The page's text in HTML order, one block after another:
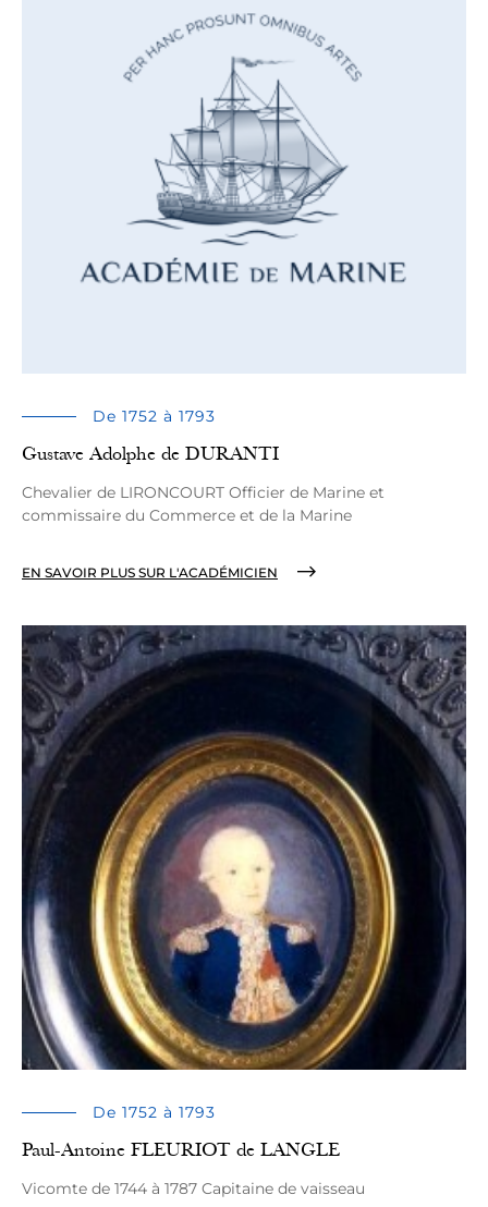
De 1752 à 1793
Gustave Adolphe de DURANTI
Chevalier de LIRONCOURT Officier de Marine et
commissaire du Commerce et de la Marine
EN SAVOIR PLUS SUR L'ACADÉMICIEN
De 1752 à 1793
Paul-Antoine FLEURIOT de LANGLE
Vicomte de 1744 à 1787 Capitaine de vaisseau